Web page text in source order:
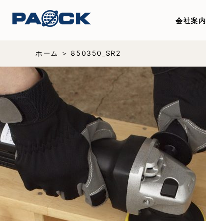
会社案内
ホーム 850350_SR2